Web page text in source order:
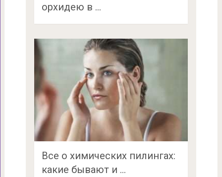
орхидею в …
Все о химических пилингах:
какие бывают и …